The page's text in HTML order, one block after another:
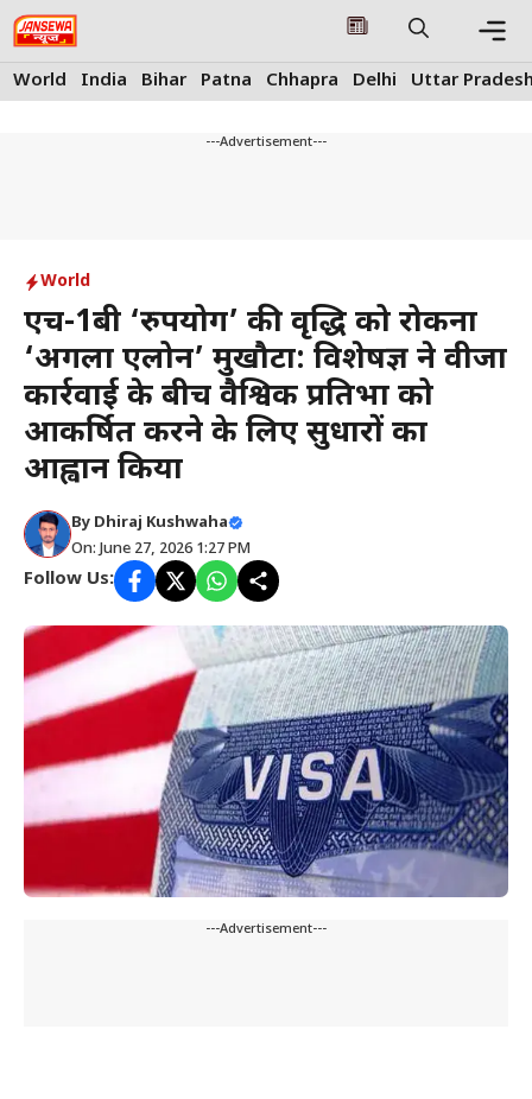
Skip
to
content
World India Bihar Patna Chhapra Delhi Uttar
---Advertisement---
World
एच-1बी ‘दुरुपयोग’ की वृद्धि को रोकना
‘अगला एलोन’ मुखौटा: विशेषज्ञ ने वीजा
कार्रवाई के बीच वैश्विक प्रतिभा को
आकर्षित करने के लिए सुधारों का
आह्वान किया
By Dhiraj Kushwaha
On: June 27, 2026 1:27 PM
Follow Us:
---Advertisement---